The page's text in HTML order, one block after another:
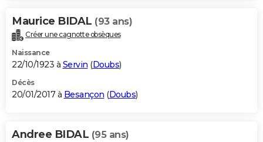
Maurice BIDAL (93 ans)
Créer une cagnotte obsèques
Naissance
22/10/1923 à Servin (Doubs)
Décès
20/01/2017 à Besançon (Doubs)
Andree BIDAL (95 ans)